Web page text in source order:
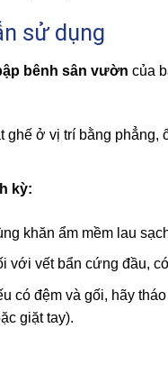
sử dụng
bênh sân vườn của
ghế ở vị trí bằng phẳng,
kỳ:
khăn ẩm mềm lau
với vết bẩn cứng đầu,
có đệm và gối, hãy
giặt tay).